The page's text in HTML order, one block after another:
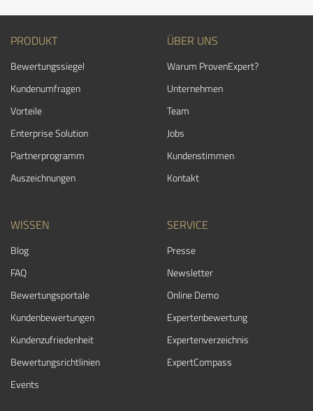
PRODUKT
Bewertungssiegel
Kundenumfragen
Vorteile
Enterprise Solution
Partnerprogramm
Auszeichnungen
ÜBER UNS
Warum ProvenExpert?
Unternehmen
Team
Jobs
Kundenstimmen
Kontakt
WISSEN
Blog
FAQ
Bewertungsportale
Kundenbewertungen
Kundenzufriedenheit
Bewertungs­richtlinien
Events
SERVICE
Presse
Newsletter
Online Demo
Expertenbewertung
Expertenverzeichnis
ExpertCompass